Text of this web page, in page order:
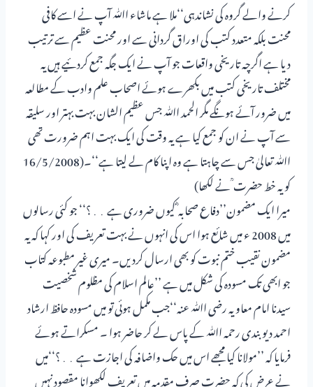
کرنے والے گروہ کی نشاندہی‘‘ملا ہے ماشاء اﷲ آپ نے اسے کافی
محنت بلکہ متعدد کتب کی اوراق گردانی سے اور محنت عظیم سے ترتیب
دیا ہے اگرچہ تاریخی واقعات جو آپ نے ایک جگہ جمع کردئیے ہیں یہ
مختلف تاریخی کتب میں بکھرے ہوئے اصحاب علم وادب کے مطالعہ
میں ضرور آئے ہونگے مگر الحمد اﷲ جس عظیم الشان بہت بہتر اور سلیقہ
سے آپ نے ان کو جمع کیا ہے یہ وقت کی ایک بہت اہم ضرورت تھی
اﷲ تعالیٰ جس سے چاہتا ہے وہ اپنا کام لے لیتا ہے‘‘۔(16/5/2008
کو یہ خط حضرت ؒ نے لکھا)
میرا ایک مضمون’’دفاع صحابہ ؓ کیوں ضروری ہے ․․؟‘‘ جو کئی رسالوں
میں 2008 ء میں شائع ہوا اس کی انہوں نے بہت تعریف کی اور کہا کہ یہ
مضمون نقیب ختم نبوت کو بھی ارسال کردیں۔ میری غیر مطبوعہ کتاب
جو ابھی تک مسودہ کی شکل میں ہے ’’عالم اسلام کی مظلوم شخصیت
سیدنا امام معاویہ رضی اﷲ عنہ‘‘جب مکمل ہوئی تو میں مسودہ حافظ ارشاد
احمد دیوبندی رحمہ اﷲ کے پاس لے کر حاضر ہوا ۔ مسکراتے ہوئے
فرمایا کہ ’’مولانا کیا مجھے اس میں حک واضافہ کی اجازت ہے ․․؟‘‘میں
نے عرض کی کہ حضرت صرف مقدمہ میں تعریف لکھوانا مقصود نہیں